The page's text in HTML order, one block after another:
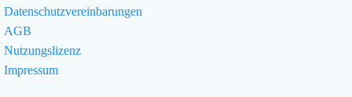
Datenschutzvereinbarungen
AGB
Nutzungslizenz
Impressum